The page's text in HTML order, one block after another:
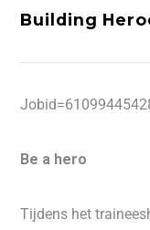
Building
Be a hero
Tijdens het